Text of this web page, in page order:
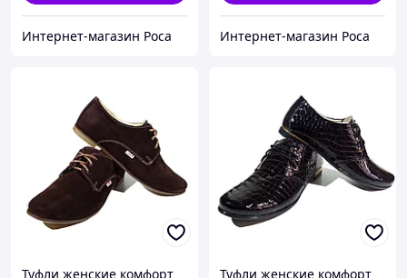
Интернет-магазин Роса Интернет-магазин Роса
Туфли женские комфорт
Туфли женские комфорт